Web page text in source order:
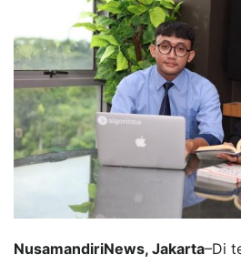
NusamandiriNews, Jakarta–Di